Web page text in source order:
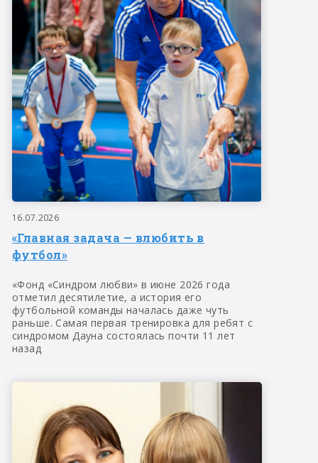
16.07.2026
«Главная задача — влюбить в
футбол»
«Фонд «Синдром любви» в июне 2026 года
отметил десятилетие, а история его
футбольной команды началась даже чуть
раньше. Самая первая тренировка для ребят с
синдромом Дауна состоялась почти 11 лет
назад